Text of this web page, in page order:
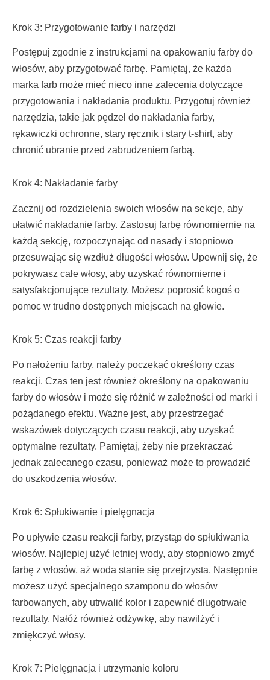
Krok 3: Przygotowanie farby i narzędzi
Postępuj zgodnie z instrukcjami na opakowaniu farby do
włosów, aby przygotować farbę. Pamiętaj, że każda
marka farb może mieć nieco inne zalecenia dotyczące
przygotowania i nakładania produktu. Przygotuj również
narzędzia, takie jak pędzel do nakładania farby,
rękawiczki ochronne, stary ręcznik i stary t-shirt, aby
chronić ubranie przed zabrudzeniem farbą.
Krok 4: Nakładanie farby
Zacznij od rozdzielenia swoich włosów na sekcje, aby
ułatwić nakładanie farby. Zastosuj farbę równomiernie na
każdą sekcję, rozpoczynając od nasady i stopniowo
przesuwając się wzdłuż długości włosów. Upewnij się, że
pokrywasz całe włosy, aby uzyskać równomierne i
satysfakcjonujące rezultaty. Możesz poprosić kogoś o
pomoc w trudno dostępnych miejscach na głowie.
Krok 5: Czas reakcji farby
Po nałożeniu farby, należy poczekać określony czas
reakcji. Czas ten jest również określony na opakowaniu
farby do włosów i może się różnić w zależności od marki i
pożądanego efektu. Ważne jest, aby przestrzegać
wskazówek dotyczących czasu reakcji, aby uzyskać
optymalne rezultaty. Pamiętaj, żeby nie przekraczać
jednak zalecanego czasu, ponieważ może to prowadzić
do uszkodzenia włosów.
Krok 6: Spłukiwanie i pielęgnacja
Po upływie czasu reakcji farby, przystąp do spłukiwania
włosów. Najlepiej użyć letniej wody, aby stopniowo zmyć
farbę z włosów, aż woda stanie się przejrzysta. Następnie
możesz użyć specjalnego szamponu do włosów
farbowanych, aby utrwalić kolor i zapewnić długotrwałe
rezultaty. Nałóż również odżywkę, aby nawilżyć i
zmiękczyć włosy.
Krok 7: Pielęgnacja i utrzymanie koloru